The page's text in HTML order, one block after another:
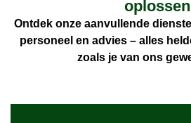
oplossen
Ontdek onze aanvullende
personeel en advies – alles
zoals je van ons